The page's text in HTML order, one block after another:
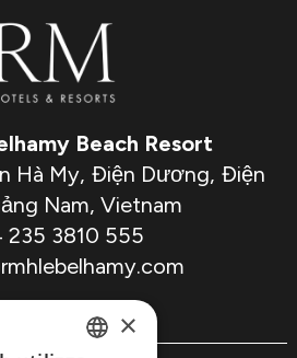
Beach Resort
Hà My, Điện Dương, Điện
Nam, Vietnam
235 3810 555
×